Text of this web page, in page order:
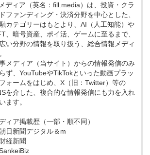
ディア（英名：fill.media）は、投資・クラ
ファンディング・決済分野を中心とした、
カテゴリーはもとより、AI（人工知能）や
、暗号資産、ポイ活、ゲームに至るまで、
い分野の情報を取り扱う、総合情報メディ
メディア（当サイト）からの情報発信のみ
ず、YouTubeやTikTokといった動画プラッ
フォームをはじめ、X（旧：Twitter）等の
を介した、複合的な情報発信にも力を入れ
ます。
ィア掲載歴（一部・順不同）
朝日新聞デジタル＆m
財経新聞
SankeiBiz